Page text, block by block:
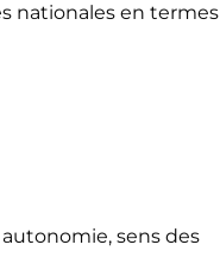
nationales en termes
sens des